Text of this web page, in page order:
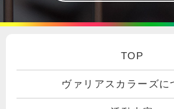
TOP
ヴァリアスカラーズに